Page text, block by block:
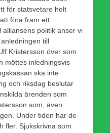
för statsvetare helt
föra fram ett
politik anser vi
till
Kristersson över som
möttes inledningsvis
ska inte
och riksdag beslutar
ärenden som
som, även
Under tiden har de
fler. Sjukskrivna som